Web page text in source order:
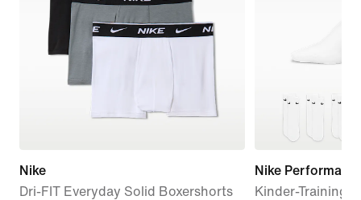
Nike
Dri-FIT Everyday Solid Boxershorts
Nike
Kinder-